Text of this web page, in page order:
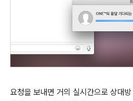
요청을 보내면 거의 실시간으로 상대